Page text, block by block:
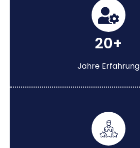
20+
Jahre Erfahrung